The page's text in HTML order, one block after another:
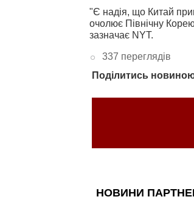
"Є надія, що Китай
очолює Північну
зазначає NYT.
337 переглядів
Поділитись